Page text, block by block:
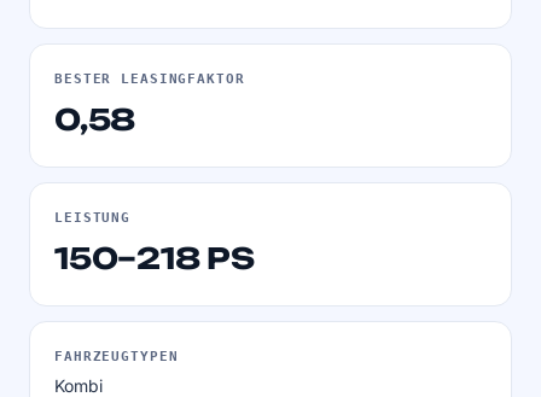
BESTER LEASINGFAKTOR
0,58
LEISTUNG
150–218 PS
FAHRZEUGTYPEN
Kombi